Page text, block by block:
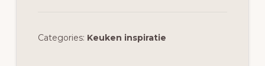
Categories: Keuken inspiratie